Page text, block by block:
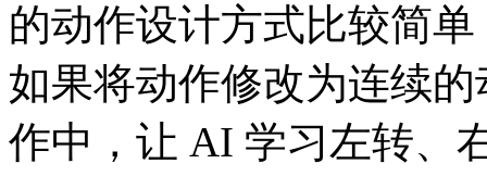
的动作设计方式比较简
如果将动作修改为连续
作中，让 AI 学习左转、